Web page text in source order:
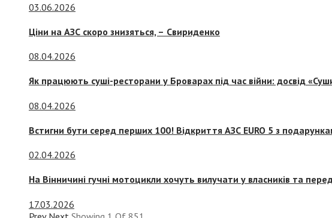
03.06.2026
Ціни на АЗС скоро знизяться, – Свириденко
08.04.2026
Як працюють суші-ресторани у Броварах під час війни: досвід
08.04.2026
Встигни бути серед перших 100! Відкриття АЗС EURO 5 з
02.04.2026
На Вінничині гучні мотоцикли хочуть вилучати у власників та
17.03.2026